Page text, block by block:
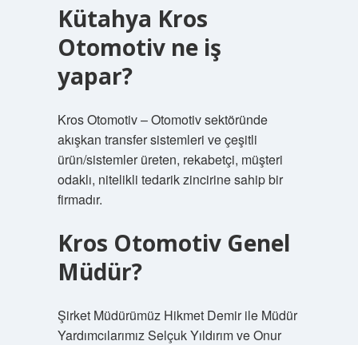
Kütahya Kros
Otomotiv ne iş
yapar?
Kros Otomotiv – Otomotiv sektöründe
akışkan transfer sistemleri ve çeşitli
ürün/sistemler üreten, rekabetçi, müşteri
odaklı, nitelikli tedarik zincirine sahip bir
firmadır.
Kros Otomotiv Genel
Müdür?
Şirket Müdürümüz Hikmet Demir ile Müdür
Yardımcılarımız Selçuk Yıldırım ve Onur